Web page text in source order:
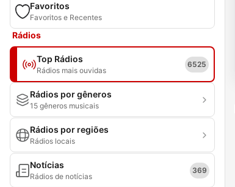
Favoritos
Favoritos e Recentes
Rádios
Top Rádios
Rádios mais ouvidas
6525
Rádios por gêneros
15 gêneros musicais
Rádios por regiões
Rádios locais
Notícias
Rádios de notícias
369